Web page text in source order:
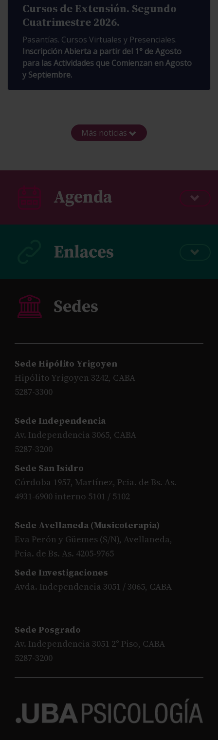
Cursos de Extensión. Segundo
Cuatrimestre 2026.
Pasantías. Cursos Virtuales y Presenciales.
Inscripción Abierta a partir del 1° de Agosto
para las Actividades que Comienzan en Agosto
y Septiembre.
Más noticias
Sede Hipólito Yrigoyen
Hipólito Yrigoyen 3242, CABA
5287-3300
Sede Independencia
Av. Independencia 3065, CABA
5287-3200
Sede San Isidro
Córdoba 1957, Martínez, Pcia. de Bs. As.
4931-6900 interno 5101 / 5102
Sede Avellaneda (Musicoterapia)
Eva Perón y Güemes (S/N), Avellaneda,
Pcia. de Bs. As. 4205-9765
Sede Investigaciones
Avda. Independencia 3051 / 3065, CABA
Sede Posgrado
Av. Independencia 3051 2° Piso, CABA
5287-3200